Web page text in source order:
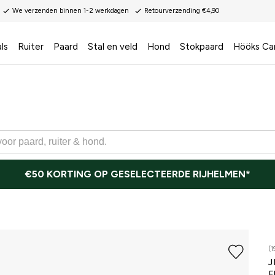
We verzenden binnen 1-2 werkdagen Retourverzending €4,90
Ruiter Paard Stal en veld Hond Stokpaard Hööks
€50 KORTING OP GESELECTEERDE RIJHELMEN*